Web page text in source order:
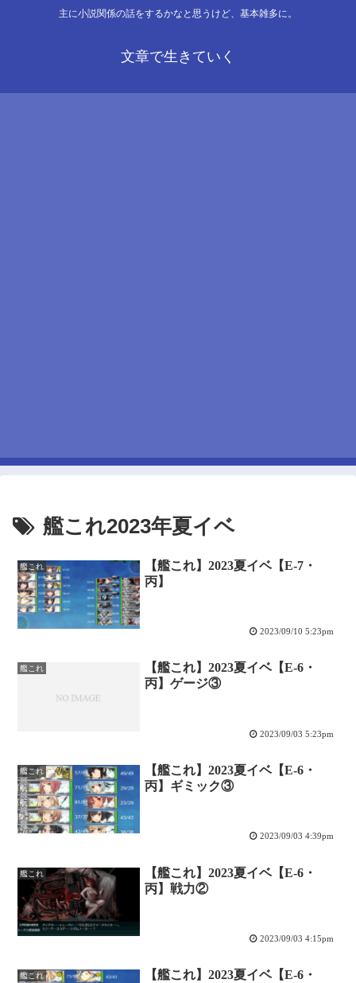
主に小説関係の話をするかなと思うけど、基本雑多に。
文章で生きていく
艦これ2023年夏イベ
艦これ
【艦これ】2023夏イベ【E-7・
丙】
2023/09/10 5:23pm
艦これ
【艦これ】2023夏イベ【E-6・
丙】ゲージ③
2023/09/03 5:23pm
艦これ
【艦これ】2023夏イベ【E-6・
丙】ギミック③
2023/09/03 4:39pm
艦これ
【艦これ】2023夏イベ【E-6・
丙】戦力②
2023/09/03 4:15pm
艦これ
【艦これ】2023夏イベ【E-6・